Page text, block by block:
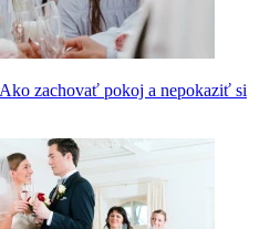
zachovať pokoj a nepokaziť si